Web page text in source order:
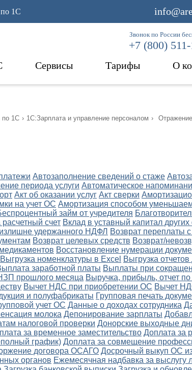
по 1С
Звонок по России
+7 (800)
Сервисы Тарифы О
по 1С › 1С:Зарплата и управление персоналом ›
Автозаполнение сведений о стаже
периода услуги Автоматическое
Акт об оказании услуг Акт сверки
на учет ОС Амортизация способом
займ от учредителя
счет Вклад в уставный капитал других
удержанного НДФЛ Возврат переплаты
Возврат целевых средств Возврат/
Восстановление нумерации
Выгрузка номенклатуры в Excel Выгрузка
заработной платы Выплаты при
прошлого месяца Выручка, прибыль, отчет
Вычет НДС при приобретении ОС Вычет
и полуфабрикаты Групповая печать
учет ОС Данные о доходах сотрудника
молока Депонирование зарплаты
налоговой проверки Донорские выходные
за временное заместительство Доплата за
график) Доплата за совмещение
договора ОСАГО Досрочный выкуп ОС из
органов Ежемесячная надбавка за выслугу